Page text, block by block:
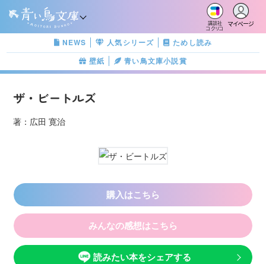
講談社
コクリコ
マイページ
NEWS 人気シリーズ
ためし読み
壁紙
青い鳥文庫小説賞
ザ・ビートルズ
著：広田 寛治
購入はこちら
みんなの感想はこちら
読みたい本をシェアする